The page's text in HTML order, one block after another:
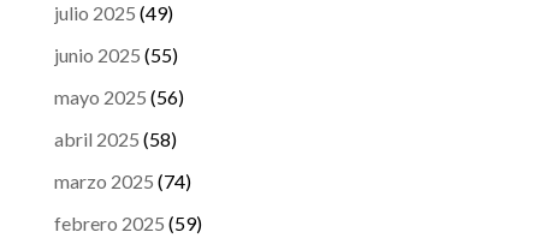
julio 2025 (49)
junio 2025 (55)
mayo 2025 (56)
abril 2025 (58)
marzo 2025 (74)
febrero 2025 (59)